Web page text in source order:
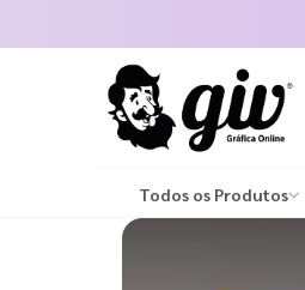
Todos os Produtos